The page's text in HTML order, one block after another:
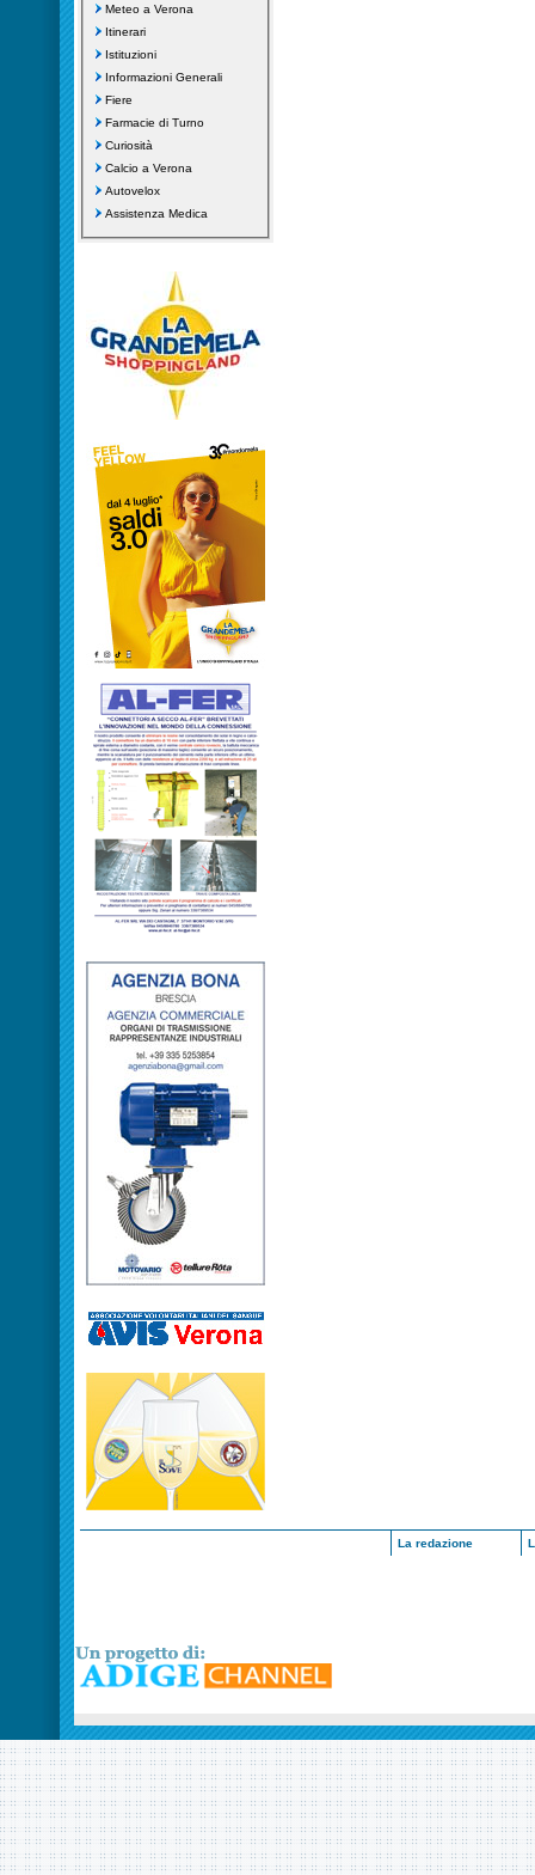
Meteo a Verona
Itinerari
Istituzioni
Informazioni Generali
Fiere
Farmacie di Turno
Curiosità
Calcio a Verona
Autovelox
Assistenza Medica
La redazione